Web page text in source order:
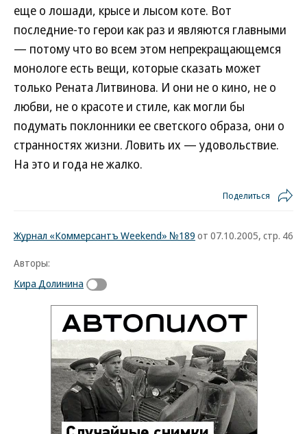
еще о лошади, крысе и лысом коте. Вот
последние-то герои как раз и являются главными
— потому что во всем этом непрекращающемся
монологе есть вещи, которые сказать может
только Рената Литвинова. И они не о кино, не о
любви, не о красоте и стиле, как могли бы
подумать поклонники ее светского образа, они о
странностях жизни. Ловить их — удовольствие.
На это и года не жалко.
Поделиться
Журнал «Коммерсантъ Weekend» №189 от 07.10.2005, стр. 46
Авторы:
Кира Долинина